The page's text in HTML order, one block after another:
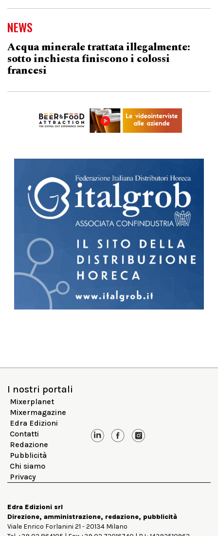
NEWS
Acqua minerale trattata illegalmente:
sotto inchiesta finiscono i colossi
francesi
I nostri portali
Mixerplanet
Mixermagazine
Edra Edizioni
Contatti
Redazione
Pubblicità
Chi siamo
Privacy
Edra Edizioni srl
Direzione, amministrazione, redazione, pubblicità
Viale Enrico Forlanini 21 - 20134 Milano